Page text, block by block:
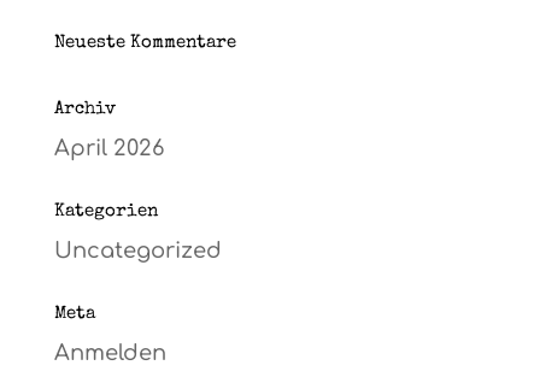
Neueste Kommentare
Archiv
April 2026
Kategorien
Uncategorized
Meta
Anmelden